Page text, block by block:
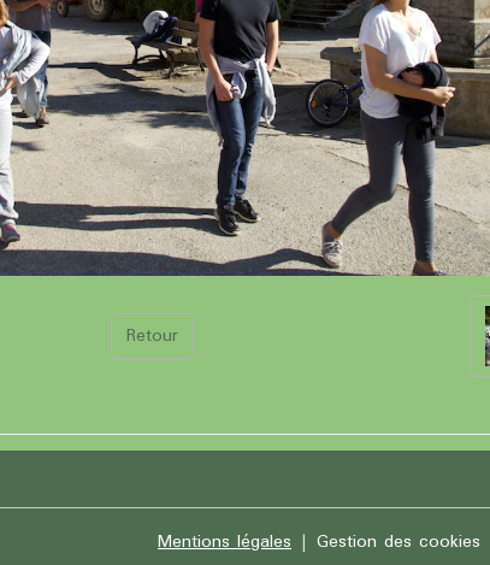
Retour
Mentions légales Gestion des cookies